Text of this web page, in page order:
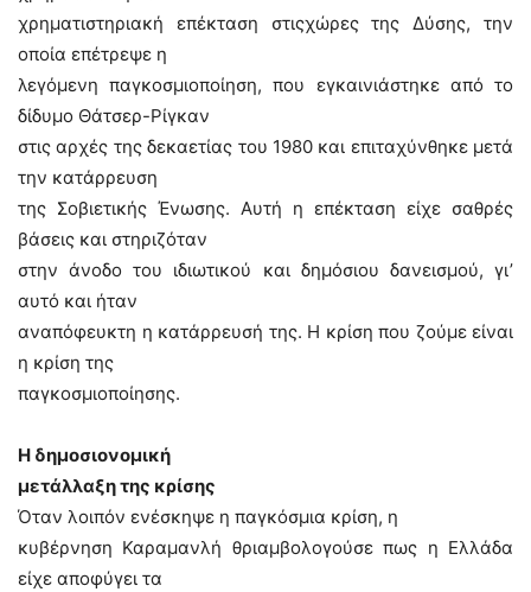
χρηματιστηριακή επέκταση στιςχώρες της Δύσης, την
οποία επέτρεψε η
λεγόμενη παγκοσμιοποίηση, που εγκαινιάστηκε από το
δίδυμο Θάτσερ-Ρίγκαν
στις αρχές της δεκαετίας του 1980 και επιταχύνθηκε μετά
την κατάρρευση
της Σοβιετικής Ένωσης. Αυτή η επέκταση είχε σαθρές
βάσεις και στηριζόταν
στην άνοδο του ιδιωτικού και δημόσιου δανεισμού, γι’
αυτό και ήταν
αναπόφευκτη η κατάρρευσή της. Η κρίση που ζούμε είναι
η κρίση της
παγκοσμιοποίησης.
Η δημοσιονομική
μετάλλαξη της κρίσης
Όταν λοιπόν ενέσκηψε η παγκόσμια κρίση, η
κυβέρνηση Καραμανλή θριαμβολογούσε πως η Ελλάδα
είχε αποφύγει τα